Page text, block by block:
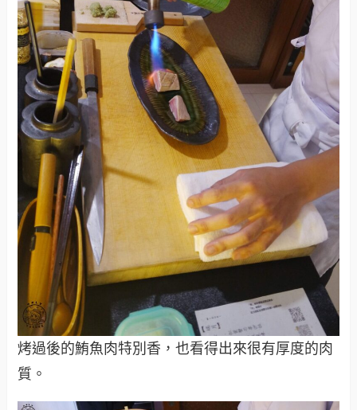
烤過後的鮪魚肉特別香，也看得出來很有厚度的肉
質。